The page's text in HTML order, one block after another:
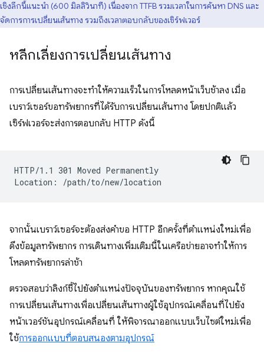
เชิงลึกนี้แนะนำ (600 มิลลิวินาที) เนื่องจาก TTFB รวมเวลาในการค้นหา DNS และ
จัดการการเปลี่ยนเส้นทาง รวมถึงเวลาตอบกลับของเซิร์ฟเวอร์
หลีกเลี่ยงการเปลี่ยนเส้นทาง
การเปลี่ยนเส้นทางจะทำให้ความเร็วในการโหลดหน้าเว็บช้าลง เมื่อ
เบราว์เซอร์ขอทรัพยากรที่ได้รับการเปลี่ยนเส้นทาง โดยปกติแล้ว
เซิร์ฟเวอร์จะส่งการตอบกลับ HTTP ดังนี้
HTTP/1.1 301 Moved Permanently
จากนั้นเบราว์เซอร์จะต้องส่งคำขอ HTTP อีกครั้งที่ตำแหน่งใหม่เพื่อ
ดึงข้อมูลทรัพยากร การเดินทางเพิ่มเติมนี้ในเครือข่ายอาจทำให้การ
โหลดทรัพยากรล่าช้า
ตรวจสอบว่าลิงก์ชี้ไปยังตำแหน่งปัจจุบันของทรัพยากร หากคุณใช้
การเปลี่ยนเส้นทางเพื่อเปลี่ยนเส้นทางผู้ใช้อุปกรณ์เคลื่อนที่ไปยัง
หน้าเวอร์ชันอุปกรณ์เคลื่อนที่ ให้พิจารณาออกแบบเว็บไซต์ใหม่เพื่อ
ใช้การออกแบบที่ตอบสนองตามอุปกรณ์